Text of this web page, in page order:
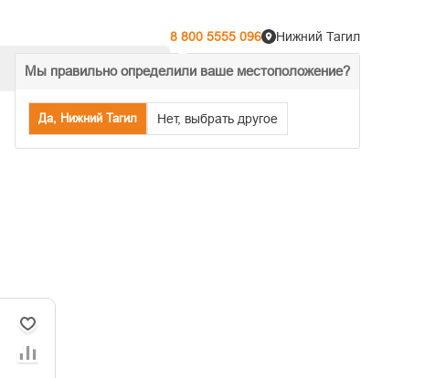
8 800 5555 096
Мы правильно определили ваше местоположение?
Да, Нижний Тагил Нет, выбрать другое
Нижний Тагил
% Акции Распродажа